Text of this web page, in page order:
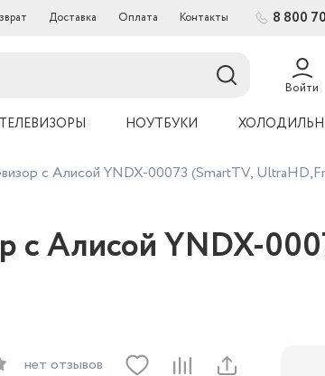
Доставка Оплата Контакты 8 800
Войти
ТЕЛЕВИЗОРЫ НОУТБУКИ
с Алисой YNDX-00073 (SmartTV,
с Алисой YNDX-
нет отзывов